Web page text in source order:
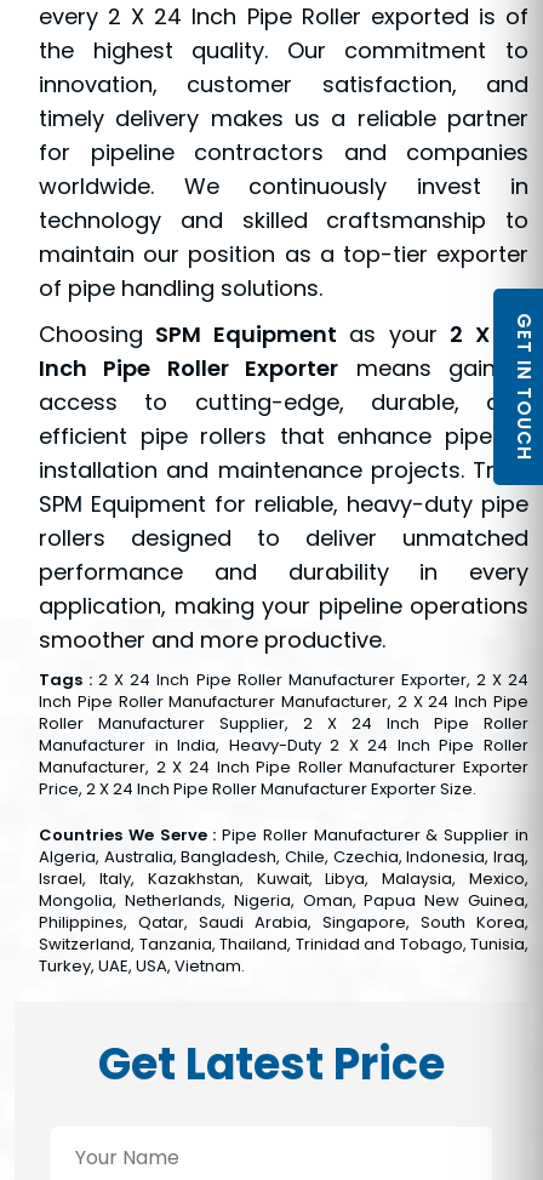
every 2 X 24 Inch Pipe Roller exported is of
the highest quality. Our commitment to
innovation, customer satisfaction, and
timely delivery makes us a reliable partner
for pipeline contractors and companies
worldwide. We continuously invest in
technology and skilled craftsmanship to
maintain our position as a top-tier exporter
of pipe handling solutions.
Choosing SPM Equipment as your 2 X 24
Inch Pipe Roller Exporter means gaining
access to cutting-edge, durable, and
efficient pipe rollers that enhance pipeline
installation and maintenance projects. Trust
SPM Equipment for reliable, heavy-duty pipe
rollers designed to deliver unmatched
performance and durability in every
application, making your pipeline operations
smoother and more productive.
Tags : 2 X 24 Inch Pipe Roller Manufacturer Exporter, 2 X 24
Inch Pipe Roller Manufacturer Manufacturer, 2 X 24 Inch Pipe
Roller Manufacturer Supplier, 2 X 24 Inch Pipe Roller
Manufacturer in India, Heavy-Duty 2 X 24 Inch Pipe Roller
Manufacturer, 2 X 24 Inch Pipe Roller Manufacturer Exporter
Price, 2 X 24 Inch Pipe Roller Manufacturer Exporter Size.
Countries We Serve : Pipe Roller Manufacturer & Supplier in
Algeria, Australia, Bangladesh, Chile, Czechia, Indonesia, Iraq,
Israel, Italy, Kazakhstan, Kuwait, Libya, Malaysia, Mexico,
Mongolia, Netherlands, Nigeria, Oman, Papua New Guinea,
Philippines, Qatar, Saudi Arabia, Singapore, South Korea,
Switzerland, Tanzania, Thailand, Trinidad and Tobago, Tunisia,
Turkey, UAE, USA, Vietnam.
Get Latest Price
GET IN TOUCH